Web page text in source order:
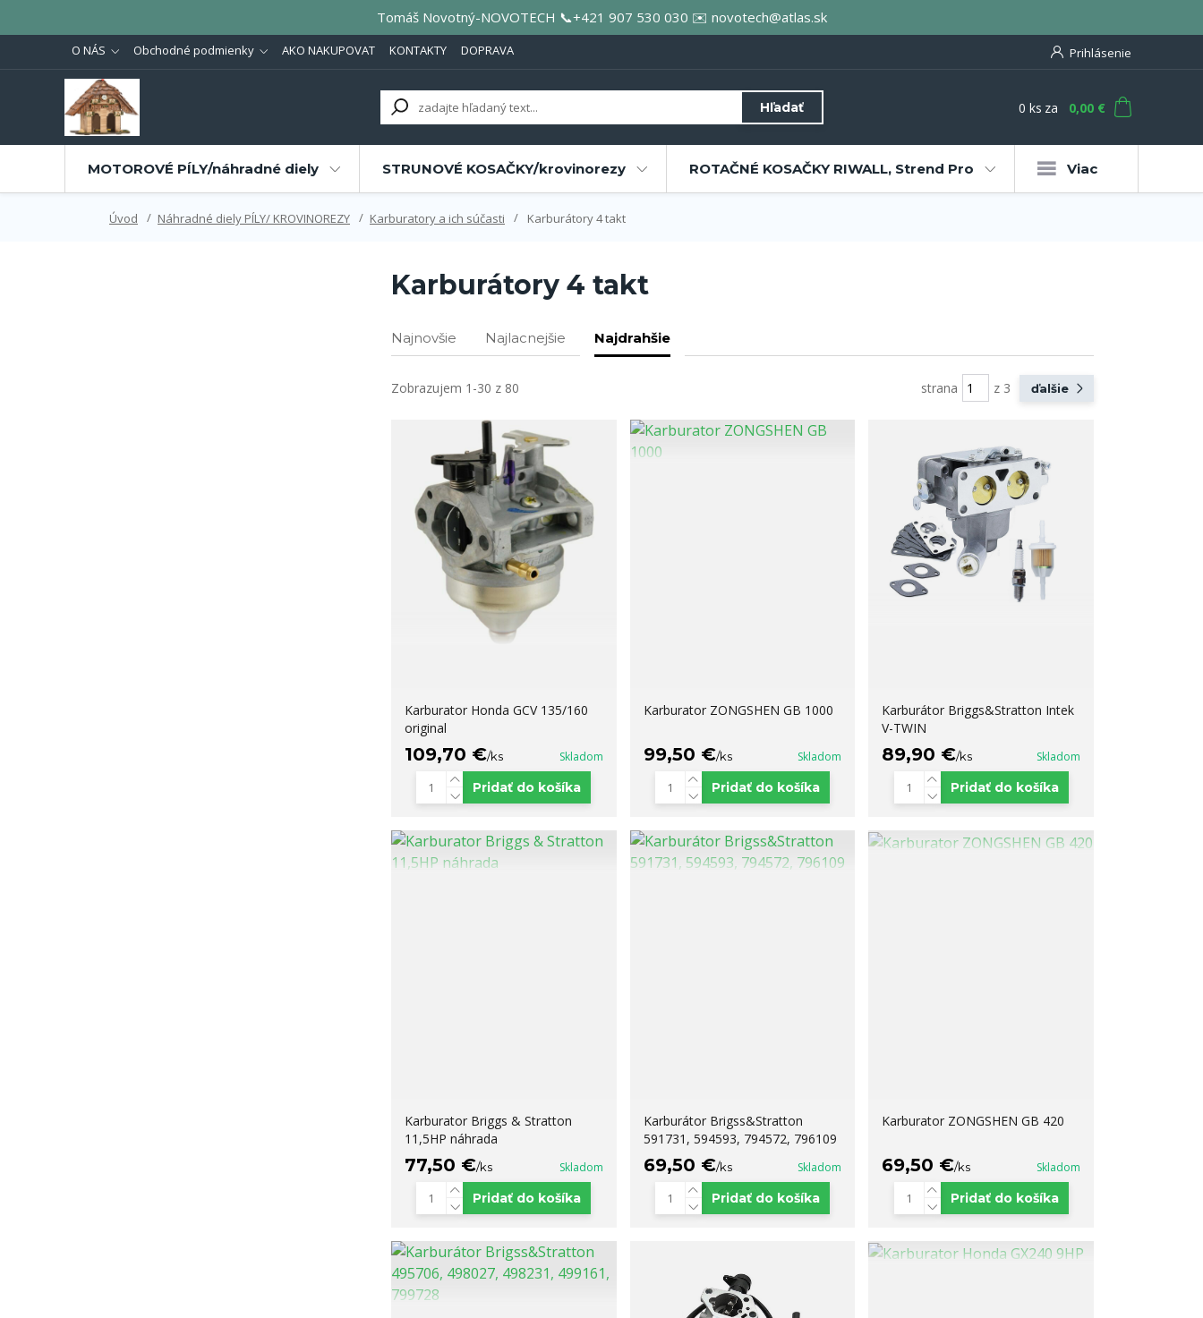
Tomáš Novotný-NOVOTECH 📞+421 907 530 030 ✉️ novotech@atlas.sk
O NÁS Obchodné podmienky AKO NAKUPOVAT KONTAKTY DOPRAVA Prihlásenie
Hľadať 0 ks za 0,00 €
MOTOROVÉ PÍLY/náhradné diely STRUNOVÉ KOSAČKY/krovinorezy ROTAČNÉ KOSAČKY RIWALL, Strend Pro Viac
Úvod Náhradné diely PÍLY/ KROVINOREZY Karburatory a ich súčasti Karburátory 4 takt
Karburátory 4 takt
Najnovšie Najlacnejšie Najdrahšie
Zobrazujem 1-30 z 80 strana z 3 ďalšie
Karburator Honda GCV 135/160
original
109,70 €/ks Skladom
Pridať do košíka
Karburator ZONGSHEN GB 1000
99,50 €/ks Skladom
Pridať do košíka
Karburátor Briggs&Stratton Intek
V-TWIN
89,90 €/ks Skladom
Pridať do košíka
Karburator Briggs & Stratton
11,5HP náhrada
77,50 €/ks Skladom
Pridať do košíka
Karburátor Brigss&Stratton
591731, 594593, 794572, 796109
69,50 €/ks Skladom
Pridať do košíka
Karburator ZONGSHEN GB 420
69,50 €/ks Skladom
Pridať do košíka